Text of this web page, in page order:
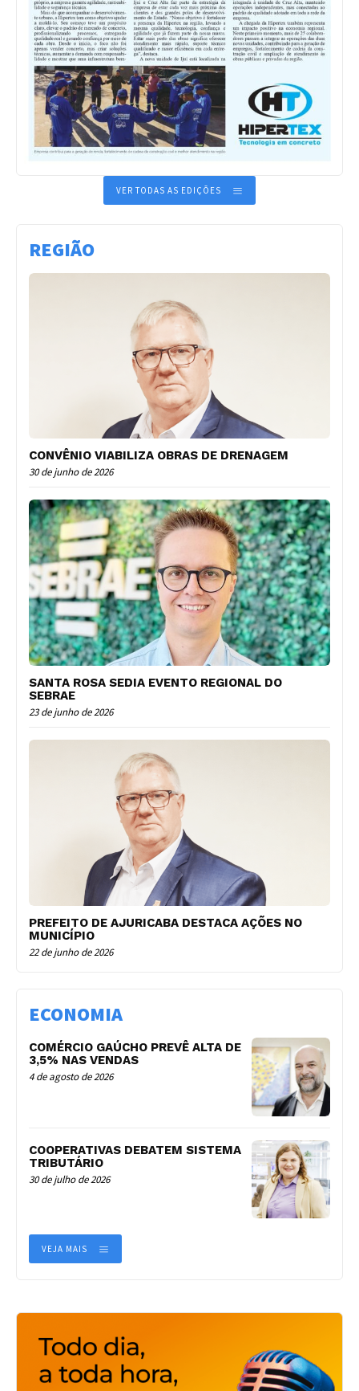
VER TODAS AS EDIÇÕES
REGIÃO
CONVÊNIO VIABILIZA OBRAS DE DRENAGEM
30 de junho de 2026
SANTA ROSA SEDIA EVENTO REGIONAL DO
SEBRAE
23 de junho de 2026
PREFEITO DE AJURICABA DESTACA AÇÕES NO
MUNICÍPIO
22 de junho de 2026
ECONOMIA
COMÉRCIO GAÚCHO PREVÊ ALTA DE
3,5% NAS VENDAS
4 de agosto de 2026
COOPERATIVAS DEBATEM SISTEMA
TRIBUTÁRIO
30 de julho de 2026
VEJA MAIS